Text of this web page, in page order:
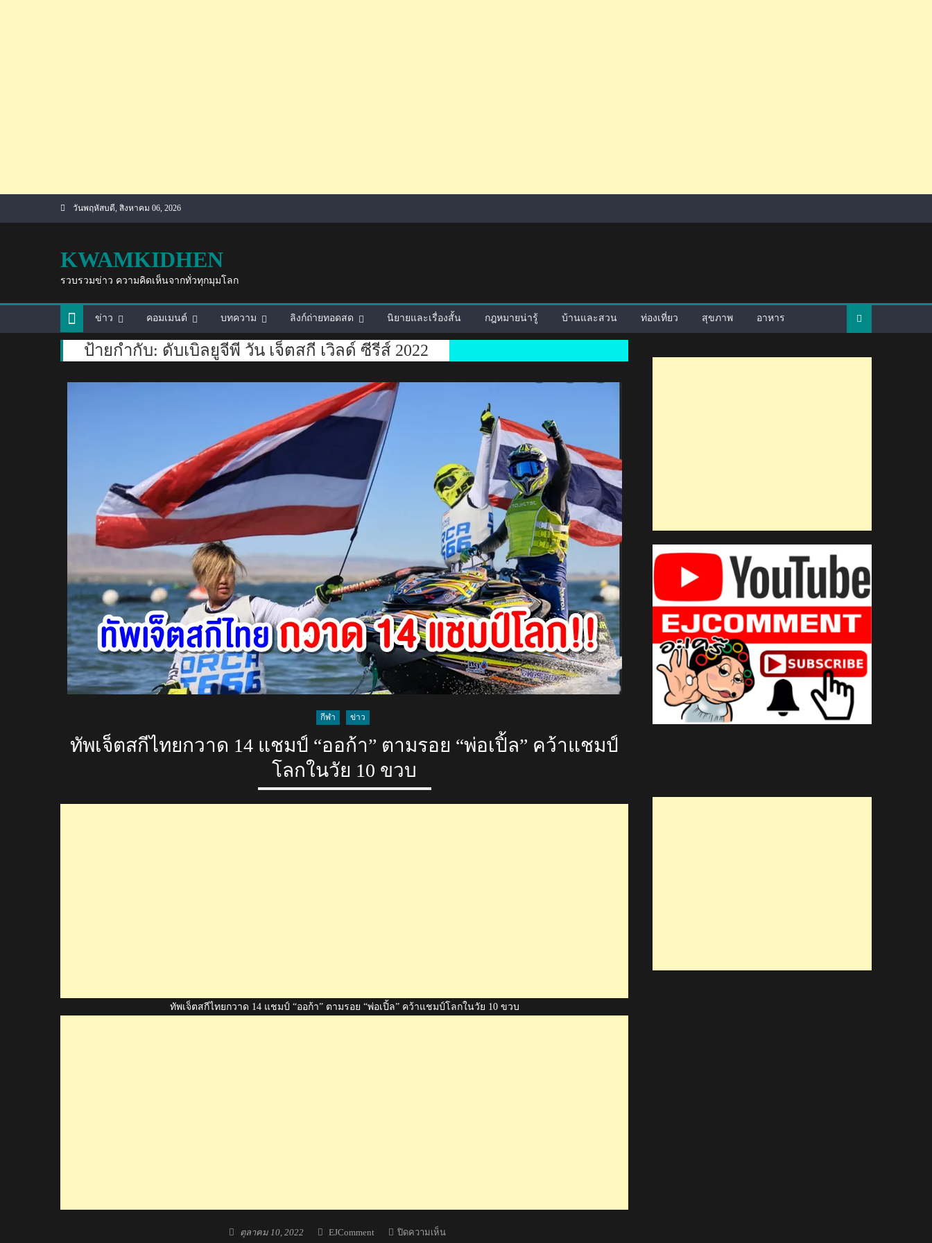
วันพฤหัสบดี, สิงหาคม 06, 2026
KWAMKIDHEN
รวบรวมข่าว ความคิดเห็นจากทั่วทุกมุมโลก
ข่าว คอมเมนต์ บทความ ลิงก์ถ่ายทอดสด นิยายและเรื่องสั้น กฎหมายน่ารู้ บ้านและสวน ท่องเที่ยว สุขภาพ อาหาร
ป้ายกำกับ: ดับเบิลยูจีพี วัน เจ็ตสกี เวิลด์ ซีรีส์ 2022
กีฬา ข่าว
ทัพเจ็ตสกีไทยกวาด 14 แชมป์ “ออก้า” ตามรอย “พ่อเปิ้ล” คว้าแชมป์
โลกในวัย 10 ขวบ
ทัพเจ็ตสกีไทยกวาด 14 แชมป์ “ออก้า” ตามรอย “พ่อเปิ้ล” คว้าแชมป์โลกในวัย 10 ขวบ
Posted
ตุลาคม 10, 2022 Author
EJComment ปิดความเห็น